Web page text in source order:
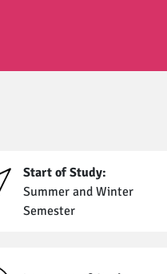
Start of Study:
Summer and Winter
Semester